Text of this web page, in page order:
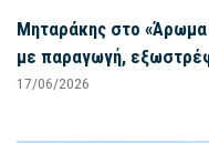
Μηταράκης στο «Άρωμα
με παραγωγή,
17/06/2026